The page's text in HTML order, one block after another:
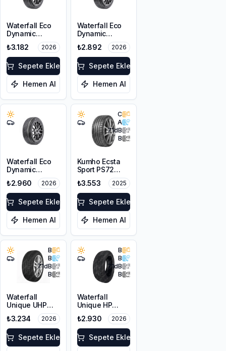
Waterfall Eco
Dynamic
215/60R16 95H
₺3.182 2026
Sepete Ekle
Hemen Al
Waterfall Eco
Dynamic
225/45R17 94W
XL
₺2.892 2026
Sepete Ekle
Hemen Al
Waterfall Eco
Dynamic
215/45R17 91V
XL
₺2.960 2026
Sepete Ekle
Hemen Al
C
A
71dB
B
Kumho Ecsta
Sport PS72
225/45ZR17
91Y EV
₺3.553 2025
Sepete Ekle
Hemen Al
B
B
71dB
B
Waterfall
Unique UHP
215/55R17 94W
₺3.234 2026
Sepete Ekle
B
B
71dB
B
Waterfall
Unique HP
205/60R16 92V
₺2.930 2026
Sepete Ekle